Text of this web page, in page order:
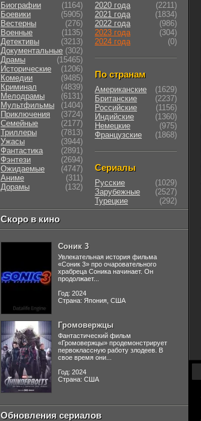
Биографии
(1164)
Боевики
(5905)
Вестерны
(276)
Военные
(1135)
Детективы
(3213)
Документальные (302)
Драмы
(15465)
Исторические
(1206)
Комедии
(9485)
Криминал
(4839)
Мелодрамы
(6131)
Мультфильмы
(1404)
Приключения
(3724)
Семейные
(2177)
Триллеры
(7813)
Ужасы
(3944)
Фантастика
(2891)
Фэнтези
(2694)
Ожидаемые
(4747)
Аниме
(311)
Дорамы
(132)
2020 года
(2211)
2021 года
(1834)
2022 года
(986)
2023 года
(304)
2024 года
(0)
По странам
Американские
(1629)
Британские
(2237)
Российские
(1156)
Индийские
(1360)
Немецкие
(975)
Французские
(1868)
Сериалы
Русские
(1029)
Зарубежные
(2527)
Турецкие
(292)
Скоро в кино
Соник 3
Увлекательная история фильма
«Соник 3» про очаровательного
храбреца Соника начинает. Он
продолжает...
Год: 2024
Страна: Япония, США
Громовержцы
Фантастический фильм
«Громовержцы» продемонстрирует
первоклассную работу злодеев. В
свое время они...
Год: 2024
Страна: США
Обновления сериалов